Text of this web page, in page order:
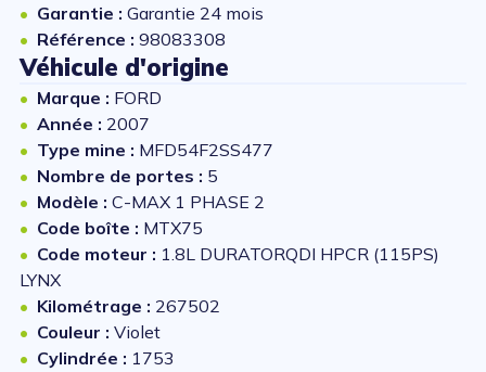
Garantie : Garantie 24 mois
Référence : 98083308
Véhicule d'origine
Marque : FORD
Année : 2007
Type mine : MFD54F2SS477
Nombre de portes : 5
Modèle : C-MAX 1 PHASE 2
Code boîte : MTX75
Code moteur : 1.8L DURATORQDI HPCR (115PS)
LYNX
Kilométrage : 267502
Couleur : Violet
Cylindrée : 1753